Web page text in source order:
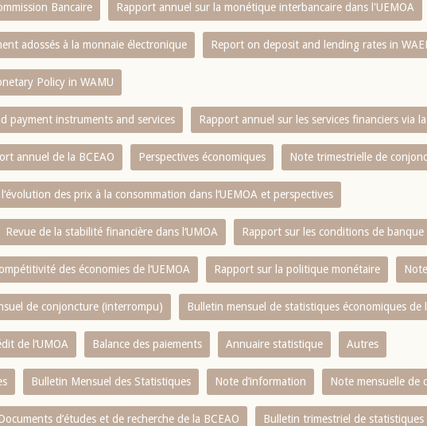
Bancaire Rapport annuel sur la monétique interbancaire dans l'UEMOA
adossés à la monnaie électronique Report on deposit and lending rates in
Policy in WAMU
payment instruments and services Rapport annuel sur les services financiers via
annuel de la BCEAO Perspectives économiques Note trimestrielle de
des prix à la consommation dans l‘UEMOA et perspectives
Revue de la stabilité financière dans l‘UMOA Rapport sur les conditions de banque
des économies de l‘UEMOA Rapport sur la politique monétaire
de conjoncture (interrompu) Bulletin mensuel de statistiques économiques de
de l‘UMOA Balance des paiements Annuaire statistique Autres
Bulletin Mensuel des Statistiques Note d’information Note mensuelle de
d’études et de recherche de la BCEAO Bulletin trimestriel de statistiques